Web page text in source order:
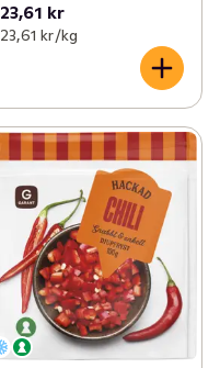
23,61 kr
23,61 kr /kg